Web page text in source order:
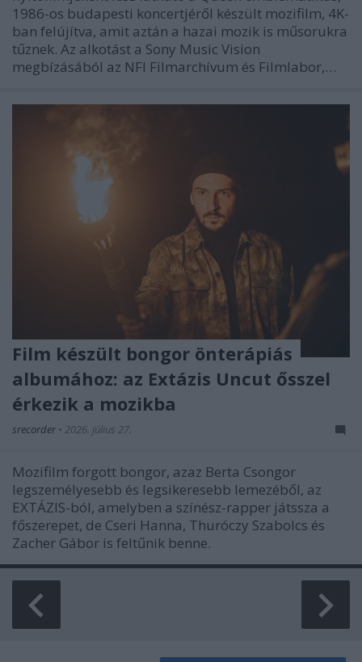
1986-os budapesti koncertjéről készült mozifilm, 4K-
ban felújítva, amit aztán a hazai mozik is műsorukra
tűznek. Az alkotást a Sony Music Vision
megbízásából az NFI Filmarchívum és Filmlabor,…
Film készült bongor önterápiás
albumához: az Extázis Uncut ősszel
érkezik a mozikba
srecorder • 2026. július 27.
Mozifilm forgott bongor, azaz Berta Csongor
legszemélyesebb és legsikeresebb lemezéből, az
EXTÁZIS-ból, amelyben a színész-rapper játssza a
főszerepet, de Cseri Hanna, Thuróczy Szabolcs és
Zacher Gábor is feltűnik benne.